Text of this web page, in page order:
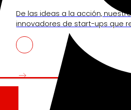
De las ideas a la acción,
innovadores de start-ups que